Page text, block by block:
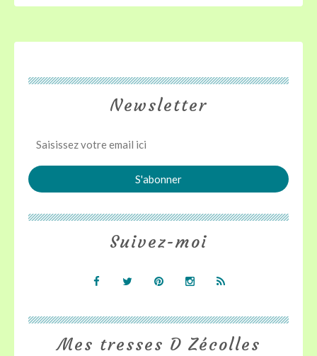
Newsletter
Mes tresses D Zécolles
Suivez-moi